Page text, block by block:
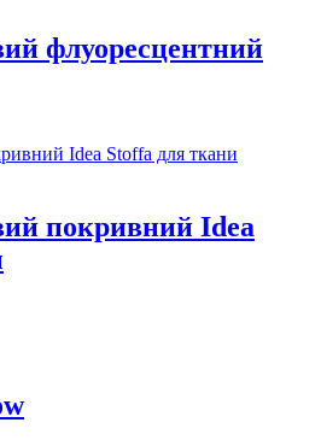
флуоресцентний
покривний Idea